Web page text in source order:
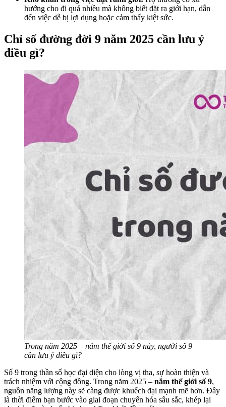
hướng cho đi quá nhiều mà không biết đặt ra giới hạn, dẫn
đến việc dễ bị lợi dụng hoặc cảm thấy kiệt sức.
Chỉ số đường đời 9 năm 2025 cần lưu ý
điều gì?
Trong năm 2025 – năm thế giới số 9 này, người số 9
cần lưu ý điều gì?
Số 9 trong thần số học đại diện cho lòng vị tha, sự hoàn thiện và
trách nhiệm với cộng đồng. Trong năm 2025 – năm thế giới số 9,
nguồn năng lượng này sẽ càng được khuếch đại mạnh mẽ hơn. Đây
là thời điểm bạn bước vào giai đoạn chuyển hóa sâu sắc, khép lại